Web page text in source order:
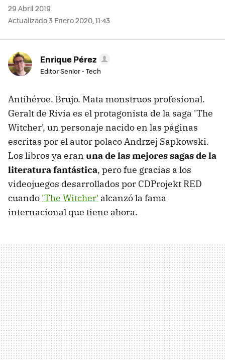
29 Abril 2019
Actualizado 3 Enero 2020, 11:43
Enrique Pérez
Editor Senior - Tech
Antihéroe. Brujo. Mata monstruos profesional.
Geralt de Rivia es el protagonista de la saga 'The
Witcher', un personaje nacido en las páginas
escritas por el autor polaco Andrzej Sapkowski.
Los libros ya eran una de las mejores sagas de la
literatura fantástica, pero fue gracias a los
videojuegos desarrollados por CDProjekt RED
cuando 'The Witcher' alcanzó la fama
internacional que tiene ahora.